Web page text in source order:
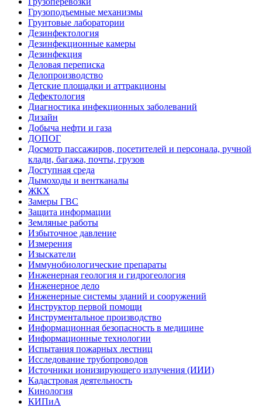
Грузоподъемные механизмы
Грунтовые лаборатории
Дезинфектология
Дезинфекционные камеры
Дезинфекция
Деловая переписка
Делопроизводство
Детские площадки и аттракционы
Дефектология
Диагностика инфекционных заболеваний
Дизайн
Добыча нефти и газа
ДОПОГ
Досмотр пассажиров, посетителей и персонала, ручной
клади, багажа, почты, грузов
Доступная среда
Дымоходы и вентканалы
ЖКХ
Замеры ГВС
Защита информации
Земляные работы
Избыточное давление
Измерения
Изыскатели
Иммунобиологические препараты
Инженерная геология и гидрогеология
Инженерное дело
Инженерные системы зданий и сооружений
Инструктор первой помощи
Инструментальное производство
Информационная безопасность в медицине
Информационные технологии
Испытания пожарных лестниц
Исследование трубопроводов
Источники ионизирующего излучения (ИИИ)
Кадастровая деятельность
Кинология
КИПиА